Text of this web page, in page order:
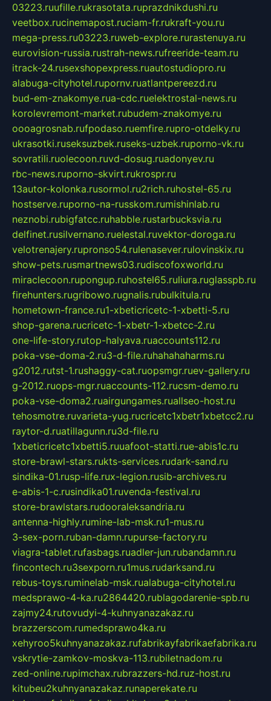
03223.ruufille.rukrasotata.ruprazdnikdushi.ru
veetbox.rucinemapost.ruciam-fr.rukraft-you.ru
mega-press.ru03223.ruweb-explore.rurastenuya.ru
eurovision-russia.rustrah-news.rufreeride-team.ru
itrack-24.rusexshopexpress.ruautostudiopro.ru
alabuga-cityhotel.rupornv.ruatlantpereezd.ru
bud-em-znakomye.rua-cdc.ruelektrostal-news.ru
korolevremont-market.rubudem-znakomye.ru
oooagrosnab.rufpodaso.ruemfire.rupro-otdelky.ru
ukrasotki.ruseksuzbek.ruseks-uzbek.ruporno-vk.ru
sovratili.ruolecoon.ruvd-dosug.ruadonyev.ru
rbc-news.ruporno-skvirt.rukrospr.ru
13autor-kolonka.rusormol.ru2rich.ruhostel-65.ru
hostserve.ruporno-na-russkom.rumishinlab.ru
neznobi.rubigfatcc.ruhabble.rustarbucksvia.ru
delfinet.rusilvernano.ruelestal.ruvektor-doroga.ru
velotrenajery.rupronso54.rulenasever.rulovinskix.ru
show-pets.rusmartnews03.rudiscofoxworld.ru
miraclecoon.rupongup.ruhostel65.ruliura.ruglasspb.ru
firehunters.rugribowo.rugnalis.rubulkitula.ru
hometown-france.ru1-xbeticricetc-1-xbetti-5.ru
shop-garena.rucricetc-1-xbetr-1-xbetcc-2.ru
one-life-story.rutop-halyava.ruaccounts112.ru
poka-vse-doma-2.ru3-d-file.ruhahahaharms.ru
g2012.rutst-1.rushaggy-cat.ruopsmgr.ruev-gallery.ru
g-2012.ruops-mgr.ruaccounts-112.rucsm-demo.ru
poka-vse-doma2.ruairgungames.ruallseo-host.ru
tehosmotre.ruvarieta-yug.rucricetc1xbetr1xbetcc2.ru
raytor-d.ruatillagunn.ru3d-file.ru
1xbeticricetc1xbetti5.ruuafoot-statti.rue-abis1c.ru
store-brawl-stars.rukts-services.rudark-sand.ru
sindika-01.rusp-life.rux-legion.rusib-archives.ru
e-abis-1-c.rusindika01.ruvenda-festival.ru
store-brawlstars.rudooraleksandria.ru
antenna-highly.rumine-lab-msk.ru1-mus.ru
3-sex-porn.ruban-damn.rupurse-factory.ru
viagra-tablet.rufasbags.ruadler-jun.rubandamn.ru
fincontech.ru3sexporn.ru1mus.rudarksand.ru
rebus-toys.ruminelab-msk.rualabuga-cityhotel.ru
medsprawo-4-ka.ru2864420.rublagodarenie-spb.ru
zajmy24.rutovudyi-4-kuhnyanazakaz.ru
brazzerscom.rumedsprawo4ka.ru
xehyroo5kuhnyanazakaz.rufabrikayfabrikaefabrika.ru
vskrytie-zamkov-moskva-113.rubiletnadom.ru
zed-online.rupimchax.rubrazzers-hd.ruz-host.ru
kitubeu2kuhnyanazakaz.runaperekate.ru